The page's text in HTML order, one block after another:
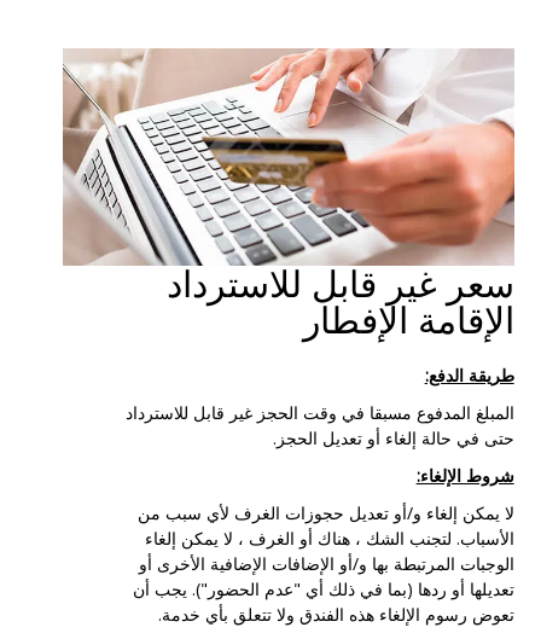
سعر غير قابل للاسترداد
الإقامة الإفطار
طريقة الدفع:
المبلغ المدفوع مسبقا في وقت الحجز غير قابل للاسترداد
حتى في حالة إلغاء أو تعديل الحجز.
شروط الإلغاء:
لا يمكن إلغاء و/أو تعديل حجوزات الغرف لأي سبب من
الأسباب. لتجنب الشك ، هناك أو الغرف ، لا يمكن إلغاء
الوجبات المرتبطة بها و/أو الإضافات الإضافية الأخرى أو
تعديلها أو ردها (بما في ذلك أي "عدم الحضور"). يجب أن
تعوض رسوم الإلغاء هذه الفندق ولا تتعلق بأي خدمة.